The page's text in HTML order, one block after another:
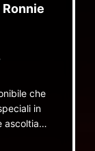
che
in